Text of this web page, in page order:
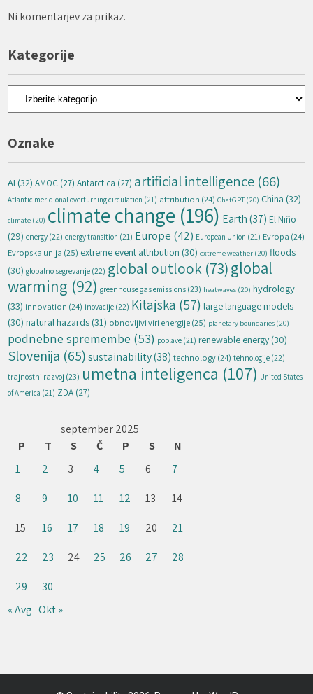
Ni komentarjev za prikaz.
Kategorije
Kategorije
Oznake
AI (32) AMOC (27) Antarctica (27) artificial intelligence (66)
Atlantic meridional overturning circulation (21) attribution (24) ChatGPT (20) China (32)
climate (20) climate change (196) Earth (37) El Niño
(29) energy (22) energy transition (21) Europe (42) European Union (21) Evropa (24)
Evropska unija (25) extreme event attribution (30) extreme weather (20) floods
(30) globalno segrevanje (22) global outlook (73)global
warming (92) greenhouse gas emissions (23) heatwaves (20) hydrology
(33) innovation (24) inovacije (22) Kitajska (57) large language models
(30) natural hazards (31) obnovljivi viri energije(25) planetary boundaries (20)
podnebne spremembe (53) poplave (21) renewable energy (30)
Slovenija (65) sustainability(38) technology(24) tehnologije (22)
trajnostni razvoj (23) umetna inteligenca (107) United States
of America (21) ZDA (27)
september 2025
P
T S Č P S
N
1
2 3 4 5 6
7
8
9 10 11 12 13
14
15
16 17 18 19 20
21
22
23 24 25 26 27
28
29
30
« Avg Okt »